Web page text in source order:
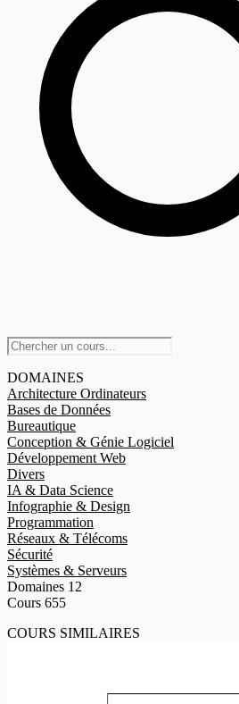
DOMAINES
Architecture Ordinateurs
Bases de Données
Bureautique
Conception & Génie Logiciel
Développement Web
Divers
IA & Data Science
Infographie & Design
Programmation
Réseaux & Télécoms
Sécurité
Systèmes & Serveurs
Domaines 12
Cours 655
COURS SIMILAIRES